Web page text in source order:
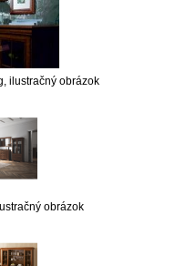
ilustračný obrázok
obrázok